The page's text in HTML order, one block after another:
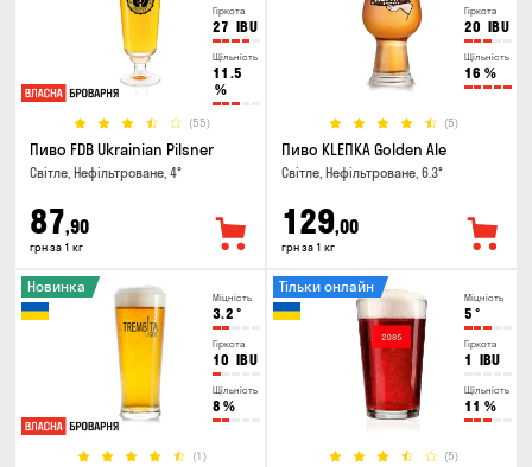
Гіркота
27 IBU
Щільність
11.5
%
(55)
Пиво FDB Ukrainian Pilsner
Світле, Нефільтроване, 4°
87,90
грн за 1 кг
Гіркота
20 IBU
Щільність
16 %
(5)
Пиво KLEПКА Golden Ale
Світле, Нефільтроване, 6.3°
129,00
грн за 1 кг
Міцність
3.2 °
Гіркота
10 IBU
Щільність
8 %
(1)
Новинка
Міцність
5 °
Гіркота
1 IBU
Щільність
11 %
(5)
Тільки онлайн